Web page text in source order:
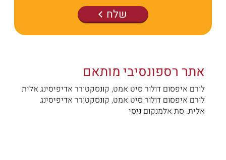
שלח
אתר רספונסיבי מותאם
לורם איפסום דולור סיט אמט, קונסקטורר אדיפיסינג אלית
לורם איפסום דולור סיט אמט, קונסקטורר אדיפיסינג
אלית. סת אלמנקום ניסי